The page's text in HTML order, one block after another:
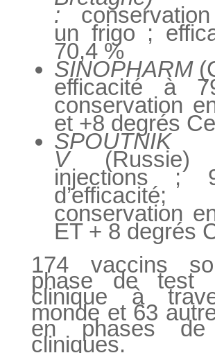
:
un frigo ;
70,4 %
SINOPHARM
efficacité à
conservation
et +8 degrés
SPOUTNIK
V
injections ;
d’efficacité;
conservation
ET + 8 degrés
174 vaccins
phase de test
clinique à
monde et 63
en phases
cliniques.